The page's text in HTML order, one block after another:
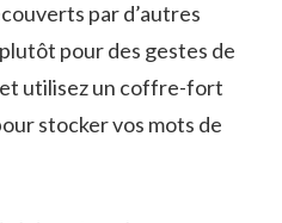
par d’autres
pour des​ gestes de
utilisez ‌un coffre-fort
stocker vos mots de